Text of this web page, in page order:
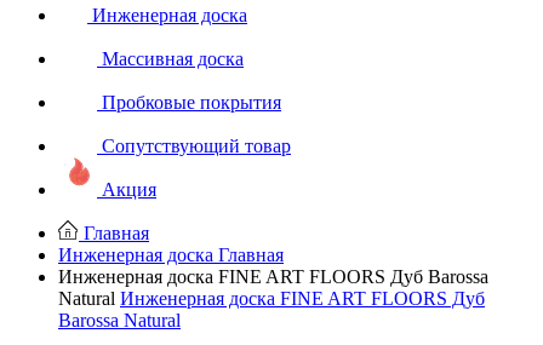
Инженерная доска
Массивная доска
Пробковые покрытия
Сопутствующий товар
Акция
Главная
Инженерная доска Главная
Инженерная доска FINE ART FLOORS Дуб Barossa
Natural Инженерная доска FINE ART FLOORS Дуб
Barossa Natural